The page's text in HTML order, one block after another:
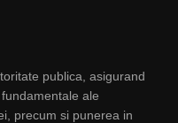
publica, asigurand
ale
precum si punerea in